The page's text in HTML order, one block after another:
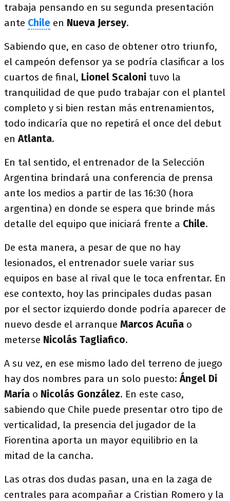
trabaja pensando en su segunda presentación
ante Chile en Nueva Jersey.
Sabiendo que, en caso de obtener otro triunfo,
el campeón defensor ya se podría clasificar a los
cuartos de final, Lionel Scaloni tuvo la
tranquilidad de que pudo trabajar con el plantel
completo y si bien restan más entrenamientos,
todo indicaría que no repetirá el once del debut
enAtlanta.
En tal sentido, el entrenador de la Selección
Argentina brindará una conferencia de prensa
ante los medios a partir de las 16:30 (hora
argentina) en donde se espera que brinde más
detalle del equipo que iniciará frente a Chile.
De esta manera, a pesar de que no hay
lesionados, el entrenador suele variar sus
equipos en base al rival que le toca enfrentar. En
ese contexto, hoy las principales dudas pasan
por el sector izquierdo donde podría aparecer de
nuevo desde el arranque Marcos Acuña o
meterse Nicolás Tagliafico.
A su vez, en ese mismo lado del terreno de juego
hay dos nombres para un solo puesto:Ángel Di
María o Nicolás González. En este caso,
sabiendo que Chile puede presentar otro tipo de
verticalidad, la presencia del jugador de la
Fiorentina aporta un mayor equilibrio en la
mitad de la cancha.
Las otras dos dudas pasan, una en la zaga de
centrales para acompañar a Cristian Romero y la